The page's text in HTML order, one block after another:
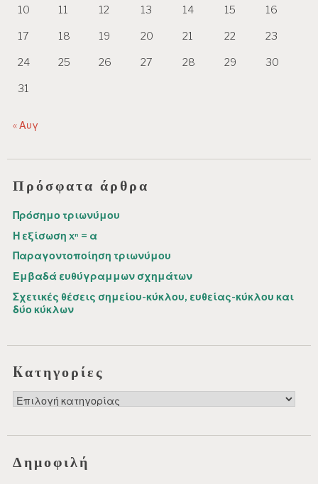
10 11 12 13 14 15 16
17 18 19 20 21 22 23
24 25 26 27 28 29 30
31
« Αυγ
Πρόσφατα άρθρα
Πρόσημο τριωνύμου
Η εξίσωση xⁿ = α
Παραγοντοποίηση τριωνύμου
Εμβαδά ευθύγραμμων σχημάτων
Σχετικές θέσεις σημείου-κύκλου, ευθείας-κύκλου και
δύο κύκλων
Kατηγορίες
Kατηγορίες
Δημοφιλή